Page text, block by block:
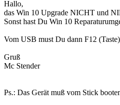
Hallo,
das Win 10 Upgrade NICHT und
Sonst hast Du Win 10
Vom USB must Du dann F12
Gruß
Mc Stender
Ps.: Das Gerät muß vom Stick